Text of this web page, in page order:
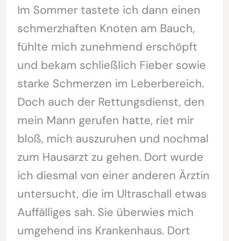
Im Sommer tastete ich dann einen
schmerzhaften Knoten am Bauch,
fühlte mich zunehmend erschöpft
und bekam schließlich Fieber sowie
starke Schmerzen im Leberbereich.
Doch auch der Rettungsdienst, den
mein Mann gerufen hatte, riet mir
bloß, mich auszuruhen und nochmal
zum Hausarzt zu gehen. Dort wurde
ich diesmal von einer anderen Ärztin
untersucht, die im Ultraschall etwas
Auffälliges sah. Sie überwies mich
umgehend ins Krankenhaus. Dort